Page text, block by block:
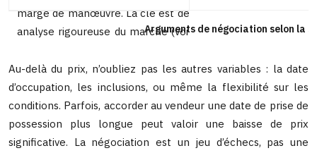
Arguments de négociation selon la
Au-delà du prix, n’oubliez pas les autres variables : la date
d’occupation, les inclusions, ou même la flexibilité sur les
conditions. Parfois, accorder au vendeur une date de prise de
possession plus longue peut valoir une baisse de prix
significative. La négociation est un jeu d’échecs, pas une